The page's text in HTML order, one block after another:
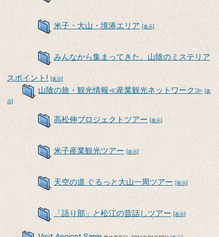
米子・大山・境港エリア [表示]
みんなから集まってきた、山陰のミステリア
スポイント! [表示]
山陰の旅・観光情報≪産業観光ネットワーク≫
[表
示]
高松伸プロジェクトツアー [表示]
米子産業観光ツアー [表示]
天空の道 ぐるっと大山一周ツアー [表示]
「語り部」と松江の昔話しツアー [表示]